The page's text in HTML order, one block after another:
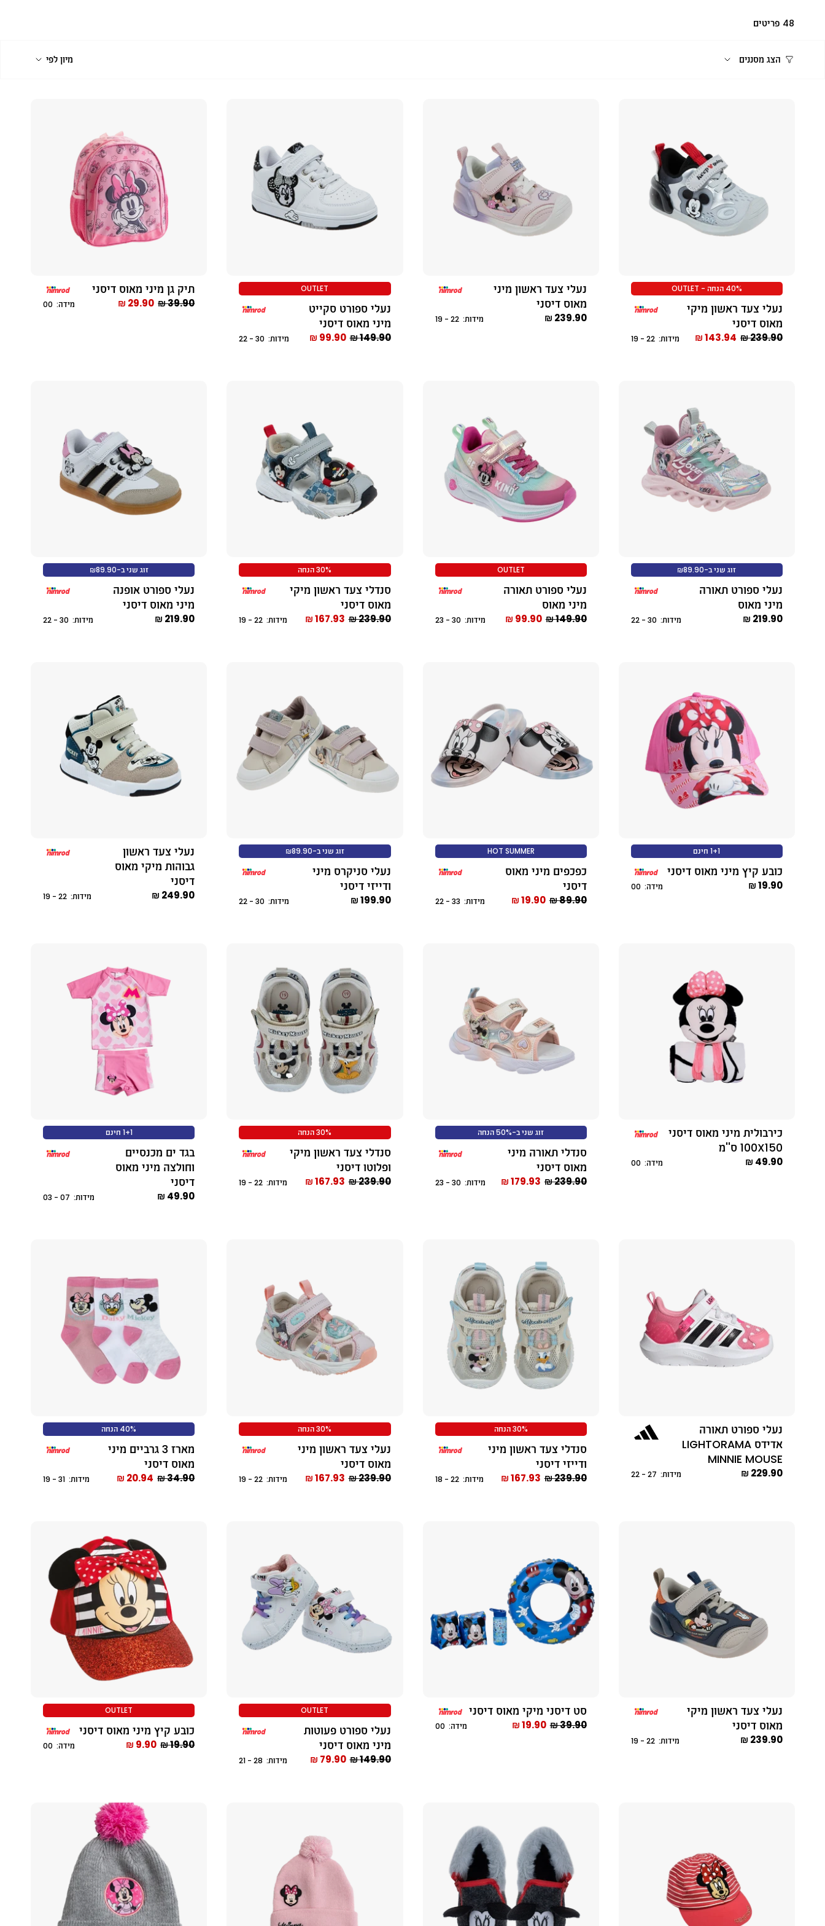
48 פריטים
הצג מסננים מיון לפי
40% הנחה - OUTLET
נעלי צעד ראשון מיקי
מאוס דיסני
143.94 ₪ 239.90 ₪ מידות: 22 - 19
נעלי צעד ראשון מיני
מאוס דיסני
239.90 ₪ מידות: 22 - 19
OUTLET
נעלי ספורט סקייט
מיני מאוס דיסני
99.90 ₪ 149.90 ₪ מידות: 30 - 22
תיק גן מיני מאוס דיסני
29.90 ₪ 39.90 ₪ מידה: 00
זוג שני ב-₪89.90
נעלי ספורט תאורה
מיני מאוס
219.90 ₪ מידות: 30 - 22
OUTLET
נעלי ספורט תאורה
מיני מאוס
99.90 ₪ 149.90 ₪ מידות: 30 - 23
30% הנחה
סנדלי צעד ראשון מיקי
מאוס דיסני
167.93 ₪ 239.90 ₪ מידות: 22 - 19
זוג שני ב-₪89.90
נעלי ספורט אופנה
מיני מאוס דיסני
219.90 ₪ מידות: 30 - 22
1+1 חינם
כובע קיץ מיני מאוס דיסני
19.90 ₪ מידה: 00
HOT SUMMER
כפכפים מיני מאוס
דיסני
19.90 ₪ 89.90 ₪ מידות: 33 - 22
זוג שני ב-₪89.90
נעלי סניקרס מיני
ודייזי דיסני
199.90 ₪ מידות: 30 - 22
נעלי צעד ראשון
גבוהות מיקי מאוס
דיסני
249.90 ₪ מידות: 22 - 19
כירבולית מיני מאוס דיסני
100X150 ס''מ
49.90 ₪ מידה: 00
זוג שני ב-50% הנחה
סנדלי תאורה מיני
מאוס דיסני
179.93 ₪ 239.90 ₪ מידות: 30 - 23
30% הנחה
סנדלי צעד ראשון מיקי
ופלוטו דיסני
167.93 ₪ 239.90 ₪ מידות: 22 - 19
1+1 חינם
בגד ים מכנסיים
וחולצה מיני מאוס
דיסני
49.90 ₪ מידות: 07 - 03
נעלי ספורט תאורה
אדידס LIGHTORAMA
MINNIE MOUSE
229.90 ₪ מידות: 27 - 22
30% הנחה
סנדלי צעד ראשון מיני
ודייזי דיסני
167.93 ₪ 239.90 ₪ מידות: 22 - 18
30% הנחה
נעלי צעד ראשון מיני
מאוס דיסני
167.93 ₪ 239.90 ₪ מידות: 22 - 19
40% הנחה
מארז 3 גרביים מיני
מאוס דיסני
20.94 ₪ 34.90 ₪ מידות: 31 - 19
נעלי צעד ראשון מיקי
מאוס דיסני
239.90 ₪ מידות: 22 - 19
סט דיסני מיקי מאוס דיסני
19.90 ₪ 39.90 ₪ מידה: 00
OUTLET
נעלי ספורט פעוטות
מיני מאוס דיסני
79.90 ₪ 149.90 ₪ מידות: 28 - 21
OUTLET
כובע קיץ מיני מאוס דיסני
9.90 ₪ 19.90 ₪ מידה: 00